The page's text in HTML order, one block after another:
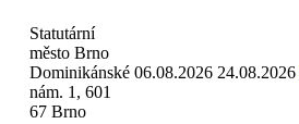
Statutární
město Brno
Dominikánské
nám. 1, 601
67 Brno
06.08.2026 24.08.2026